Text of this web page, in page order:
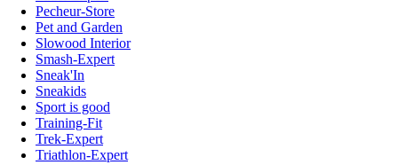
Pecheur-Store
Pet and Garden
Slowood Interior
Smash-Expert
Sneak'In
Sneakids
Sport is good
Training-Fit
Trek-Expert
Triathlon-Expert